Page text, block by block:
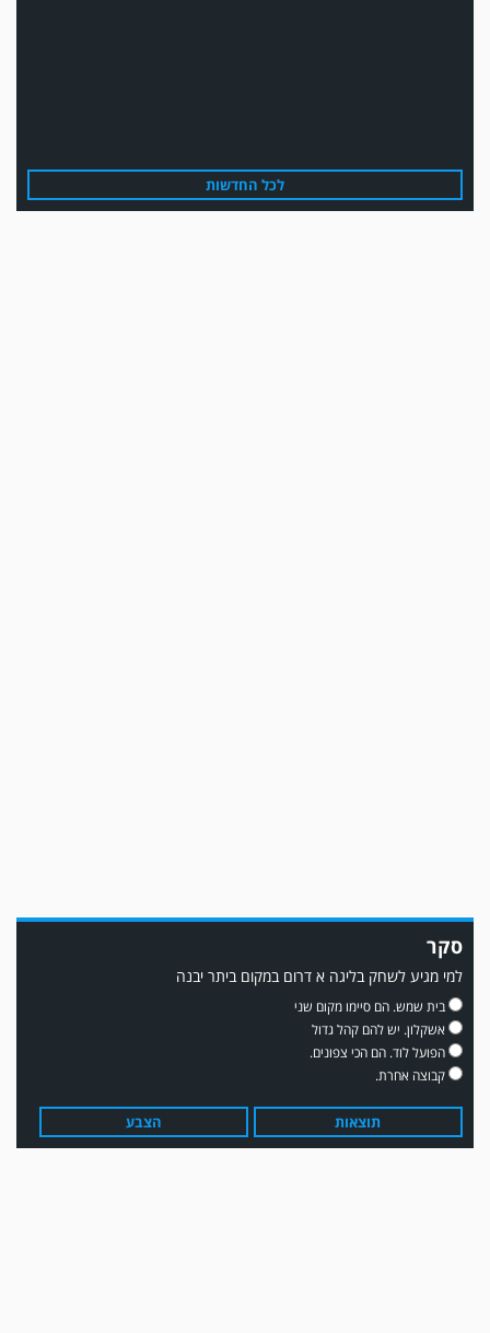
משחק אימון: הפועל אזור והפועל מרמורק סיימו בתוצאה 0-0 .
משחק אימון: שדרות גברה על מ.ס. דימונה 1-4.
לכל החדשות
סקר
למי מגיע לשחק בליגה א דרום במקום ביתר יבנה
בית שמש. הם סיימו מקום שני
אשקלון. יש להם קהל גדול
הפועל לוד. הם הכי צפונים.
קבוצה אחרת.
תוצאות הצבע